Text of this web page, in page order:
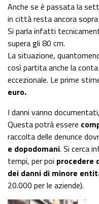
Anche se è passata la
in città resta ancora
Si parla infatti
supera gli 80 cm.
La situazione,
così partita anche la conta
eccezionale. Le prime
euro.
I danni vanno
Questa potrà essere
raccolta delle denunce
e dopodomani. Si cerca
tempi, per poi procedere
dei danni di minore
20.000 per le aziende).